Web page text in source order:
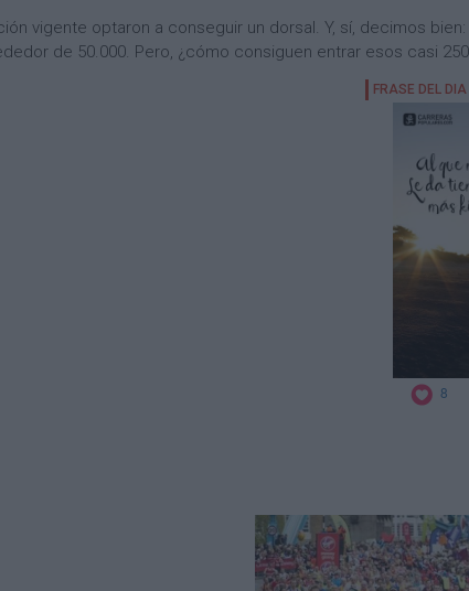
vigente optaron a conseguir un dorsal. Y, sí, decimos
de 50.000. Pero, ¿cómo consiguen entrar esos casi